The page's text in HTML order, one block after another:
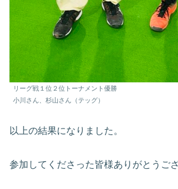
リーグ戦１位２位トーナメント優勝
小川さん、杉山さん（テッグ）
以上の結果になりました。
参加してくださった皆様ありがとうござ